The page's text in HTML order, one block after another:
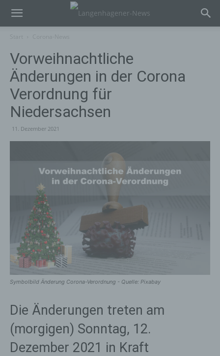
Vorweihnachtliche
Änderungen in der Corona
Verordnung für
Niedersachsen
11. Dezember 2021
Symbolbild Änderung Corona-Verordnung - Quelle: Pixabay
Die Änderungen treten am
(morgigen) Sonntag, 12.
Dezember 2021 in Kraft